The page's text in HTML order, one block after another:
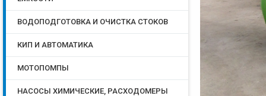
ВОДОПОДГОТОВКА И ОЧИСТКА СТОКОВ
КИП И АВТОМАТИКА
МОТОПОМПЫ
НАСОСЫ ХИМИЧЕСКИЕ, РАСХОДОМЕРЫ